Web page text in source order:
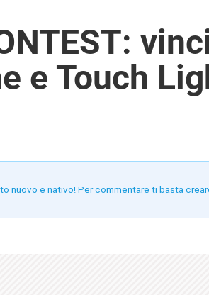
e Touch
nuovo e nativo! Per commentare ti basta